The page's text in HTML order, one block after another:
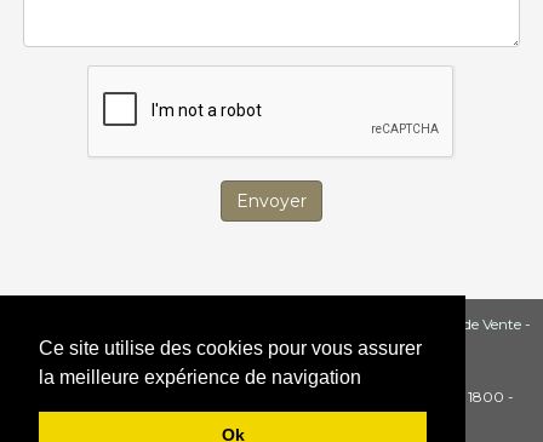
Ce site utilise des cookies pour vous assurer
la meilleure expérience de navigation
Ok
Envoyer
Conditions Générale de Vente -
Mentions Légales-
Crédits photos : SCI Castet
Location-Valmeinier - Location d'appartements sur Valmeinier 1800 -